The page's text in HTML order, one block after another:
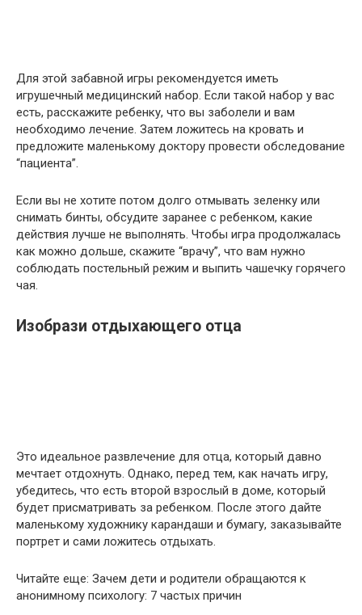
Для этой забавной игры рекомендуется иметь
игрушечный медицинский набор. Если такой набор у вас
есть, расскажите ребенку, что вы заболели и вам
необходимо лечение. Затем ложитесь на кровать и
предложите маленькому доктору провести обследование
“пациента”.
Если вы не хотите потом долго отмывать зеленку или
снимать бинты, обсудите заранее с ребенком, какие
действия лучше не выполнять. Чтобы игра продолжалась
как можно дольше, скажите “врачу”, что вам нужно
соблюдать постельный режим и выпить чашечку горячего
чая.
Изобрази отдыхающего отца
Это идеальное развлечение для отца, который давно
мечтает отдохнуть. Однако, перед тем, как начать игру,
убедитесь, что есть второй взрослый в доме, который
будет присматривать за ребенком. После этого дайте
маленькому художнику карандаши и бумагу, заказывайте
портрет и сами ложитесь отдыхать.
Читайте еще: Зачем дети и родители обращаются к
анонимному психологу: 7 частых причин